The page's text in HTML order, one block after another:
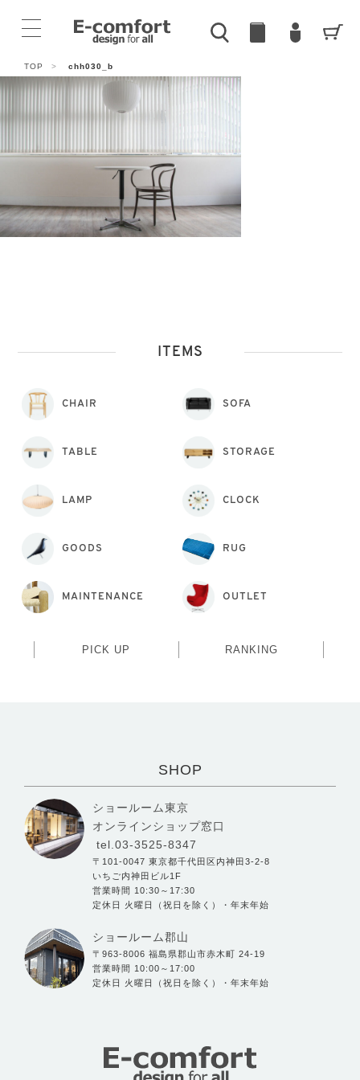
TOP > chh030_b
ITEMS
CHAIR SOFA
TABLE STORAGE
LAMP CLOCK
GOODS RUG
MAINTENANCE OUTLET
PICK UP RANKING
SHOP
ショールーム東京
オンラインショップ窓口
tel.03-3525-8347
〒101-0047 東京都千代田区内神田3-2-8
いちご内神田ビル1F
営業時間 10:30～17:30
定休日 火曜日（祝日を除く）・年末年始
ショールーム郡山
〒963-8006 福島県郡山市赤木町 24-19
営業時間 10:00～17:00
定休日 火曜日（祝日を除く）・年末年始